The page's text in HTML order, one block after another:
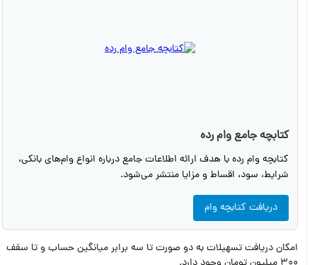
کتابچه جامع وام رده
کتابچه وام رده با هدف ارائه اطلاعات جامع درباره انواع وام‌های بانکی،
شرایط، سود، اقساط و مزایا منتشر می‌شود.
دریافت کتابچه وام
امکان دریافت تسهیلات به دو صورت تا سه برابر میانگین حساب و تا سقف